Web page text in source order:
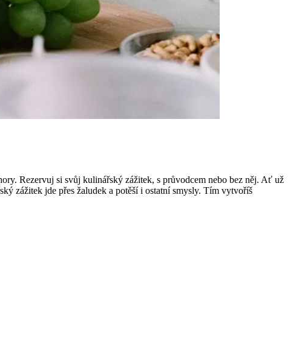
Rezervuj si svůj kulinářský zážitek, s průvodcem nebo bez něj. Ať už
zážitek jde přes žaludek a potěší i ostatní smysly. Tím vytvoříš